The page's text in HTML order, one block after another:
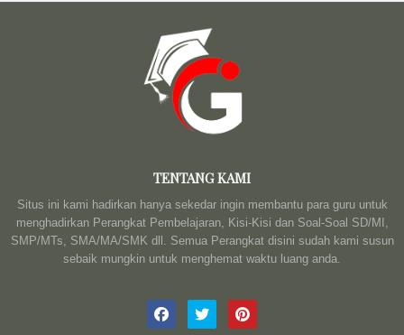
TENTANG KAMI
Situs ini kami hadirkan hanya sekedar ingin membantu para guru untuk
menghadirkan Perangkat Pembelajaran, Kisi-Kisi dan Soal-Soal SD/MI,
SMP/MTs, SMA/MA/SMK dll. Semua Perangkat disini sudah kami susun
sebaik mungkin untuk menghemat waktu luang anda.